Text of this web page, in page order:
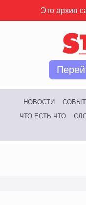
Это архив
НОВОСТИ
ЧТО ЕСТЬ ЧТО